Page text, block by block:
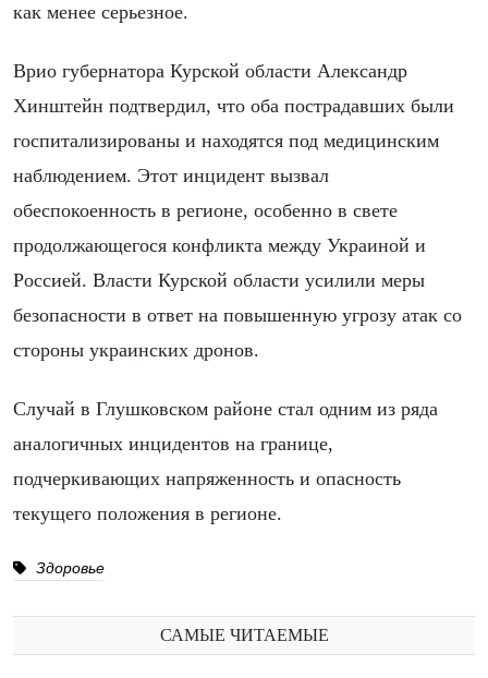
как менее серьезное.
Врио губернатора Курской области Александр
Хинштейн подтвердил, что оба пострадавших были
госпитализированы и находятся под медицинским
наблюдением. Этот инцидент вызвал
обеспокоенность в регионе, особенно в свете
продолжающегося конфликта между Украиной и
Россией. Власти Курской области усилили меры
безопасности в ответ на повышенную угрозу атак со
стороны украинских дронов.
Случай в Глушковском районе стал одним из ряда
аналогичных инцидентов на границе,
подчеркивающих напряженность и опасность
текущего положения в регионе.
Здоровье
САМЫЕ ЧИТАЕМЫЕ